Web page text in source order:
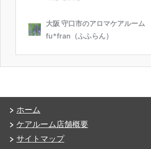
ホーム
ケアルーム店舗概要
サイトマップ